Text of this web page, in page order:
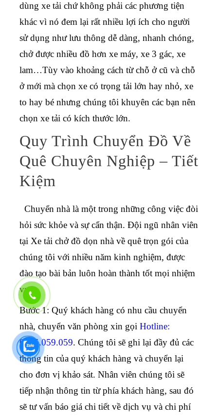
dùng xe tải chứ không phải các phương tiện
khác vì nó đem lại rất nhiều lợi ích cho người
sử dụng như lưu thông dễ dàng, nhanh chóng,
chở được nhiều đồ hơn xe máy, xe 3 gác, xe
lam…Tùy vào khoảng cách từ chỗ ở cũ và chỗ
ở mới mà chọn xe có trọng tải lớn hay nhỏ, xe
to hay bé nhưng chúng tôi khuyên các bạn nên
chọn xe tải có kích thước lớn.
Quy Trình Chuyển Đồ Về
Quê Chuyên Nghiệp – Tiết
Kiệm
Chuyển nhà là một trong những công việc đòi
hỏi sức khỏe và sự cẩn thận. Đội ngũ nhân viên
tại Xe tải chở đồ dọn nhà về quê trọn gói của
chúng tôi với nhiều năm kinh nghiệm, được
đào tạo bài bản luôn hoàn thành tốt mọi nhiệm
vụ.
Bước 1: Quý khách hàng có nhu cầu chuyển
nhà, chuyển văn phòng xin gọi Hotline:
0925.059.059. Chúng tôi sẽ ghi lại đầy đủ các
thông tin của quý khách hàng và chuyển lại
cho đơn vị khảo sát. Nhân viên chúng tôi sẽ
tiếp nhận thông tin từ phía khách hàng, sau đó
sẽ tư vấn báo giá chi tiết về dịch vụ và chi phí